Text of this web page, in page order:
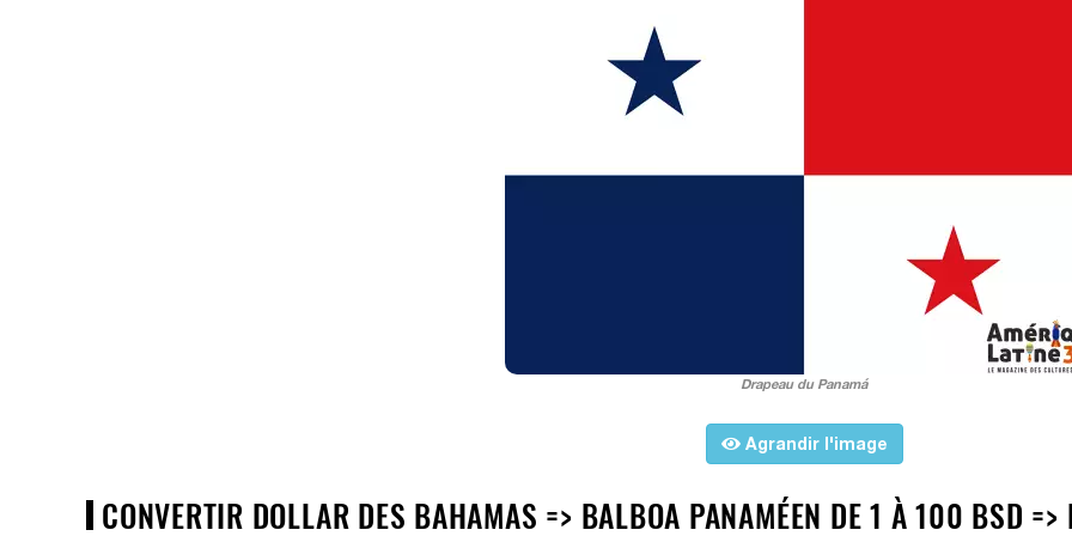
Drapeau du Panamá
Agrandir l'image
CONVERTIR DOLLAR DES BAHAMAS => BALBOA PANAMÉEN DE 1 À 100 BSD =>